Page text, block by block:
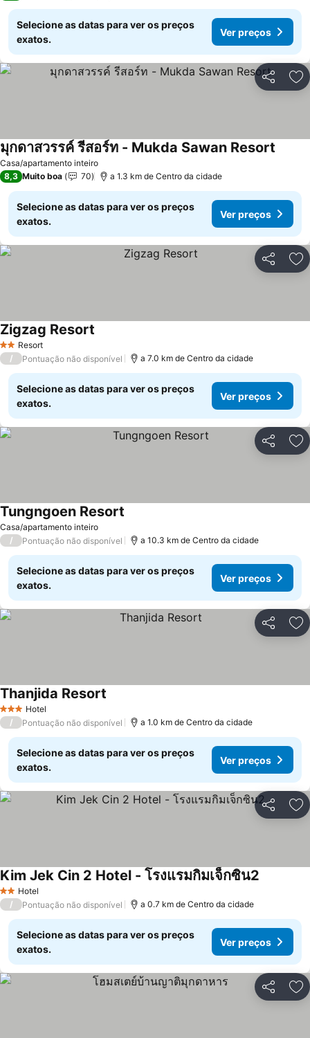
Selecione as datas para ver os preços
exatos.
Ver preços
Partilhar
Casa/apartamento inteiro
มุกดาสวรรค์ รีสอร์ท - Mukda Sawan Resort
8,3 Muito boa 70 a 1.3 km de Centro da cidade
Selecione as datas para ver os preços
exatos.
Ver preços
Partilhar
2 Estrelas
Resort
Zigzag Resort
/ Pontuação não disponível a 7.0 km de Centro da cidade
Selecione as datas para ver os preços
exatos.
Ver preços
Partilhar
Casa/apartamento inteiro
Tungngoen Resort
/ Pontuação não disponível a 10.3 km de Centro da cidade
Selecione as datas para ver os preços
exatos.
Ver preços
Partilhar
3 EstrelasHotel
Thanjida Resort
/ Pontuação não disponível a 1.0 km de Centro da cidade
Selecione as datas para ver os preços
exatos.
Ver preços
Partilhar
2 Estrelas
Hotel
Kim Jek Cin 2 Hotel - โรงแรมกิมเจ็กซิน2
/ Pontuação não disponível a 0.7 km de Centro da cidade
Selecione as datas para ver os preços
exatos.
Ver preços
Partilhar